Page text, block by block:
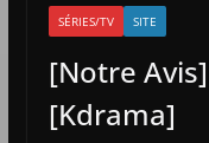
SÉRIES/TV SITE
[Notre
[Kdrama]